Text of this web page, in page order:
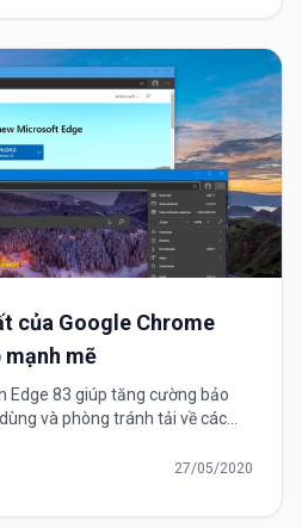
của Google Chrome
mẽ
Edge 83 giúp tăng cường bảo
và phòng tránh tải về các
27/05/2020